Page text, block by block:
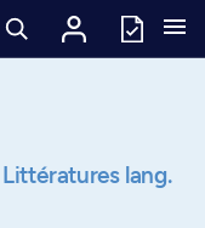
Littératures lang.